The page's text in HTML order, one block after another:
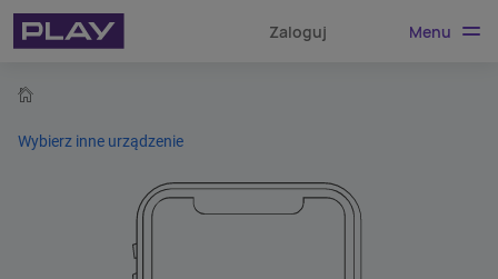
Zaloguj Menu
Wybierz inne urządzenie